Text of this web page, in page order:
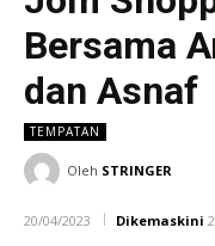
Bersama
dan Asnaf
TEMPATAN
Oleh STRINGER
20/04/2023 Dikemaskini